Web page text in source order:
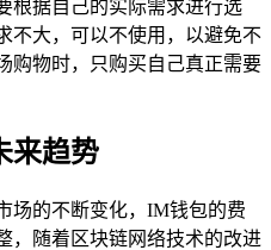
根据自己的实际需求进行选
不大，可以不使用，以避免不
购物时，只购买自己真正需要
来趋势
场的不断变化，IM钱包的费
，随着区块链网络技术的改进